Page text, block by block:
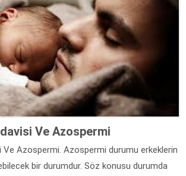
Ve Azospermi
Ve Azospermi. Azospermi durumu erkeklerin
bir durumdur. Söz konusu durumda